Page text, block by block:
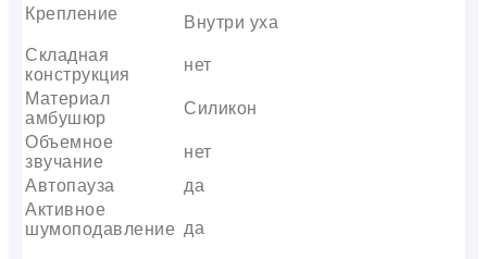
Крепление
Внутри уха
Складная
конструкция
нет
Материал
амбушюр
Силикон
Объемное
звучание
нет
Автопауза
да
Активное
шумоподавление да